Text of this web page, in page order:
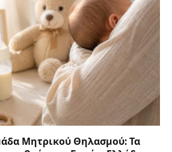
Μητρικού Θηλασμού: Τα